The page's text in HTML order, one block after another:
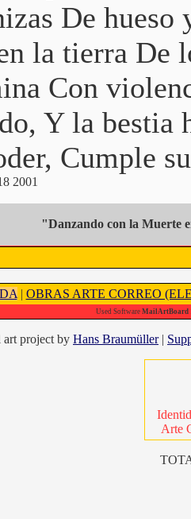
De
la tierra De
Con
Y la bestia
Cumple
2001
"Danzando con la Muerte
| OBRAS ARTE CORREO
Used Software MailArtBoard
art project by Hans Braumüller|
Arte